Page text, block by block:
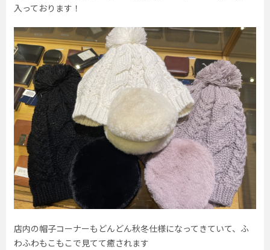
入っております！
店内の帽子コーナーもどんどん秋冬仕様になってきていて、ふ
わふわもこもこで見てて癒されます